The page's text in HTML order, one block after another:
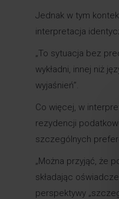
Jednak w tym
interpretacja
„To sytuacja bez
wykładni, innej niż
wyjaśnień”.
Co więcej, w
rezydencji
szczególnych
„Można przyjąć, że
składając
perspektywy